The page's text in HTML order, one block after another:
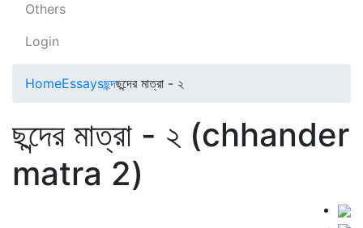
Others
Login
HomeEssaysছন্দছন্দের মাত্রা - ২
ছন্দের মাত্রা - ২ (chhander
matra 2)